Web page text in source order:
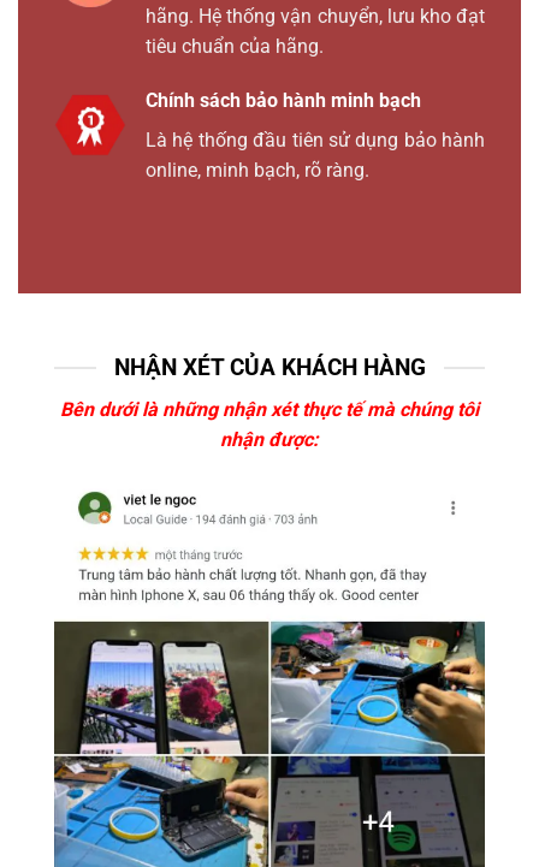
hãng. Hệ thống vận chuyển, lưu kho đạt
tiêu chuẩn của hãng.
Chính sách bảo hành minh bạch
Là hệ thống đầu tiên sử dụng bảo hành
online, minh bạch, rõ ràng.
NHẬN XÉT CỦA KHÁCH HÀNG
Bên dưới là những nhận xét thực tế mà chúng tôi
nhận được: